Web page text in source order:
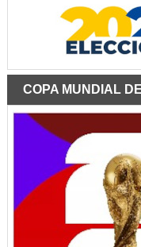
COPA MUNDIAL